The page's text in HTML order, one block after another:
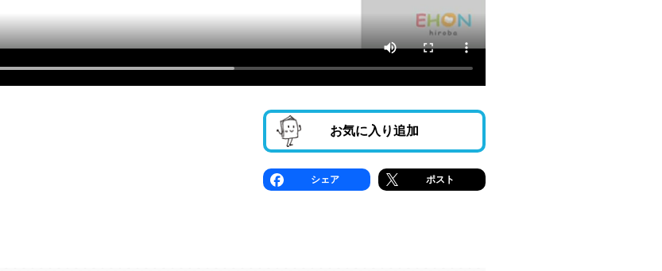
お気に入り追加
シェア ポスト